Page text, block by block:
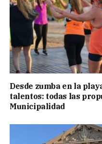
Desde zumba en la
talentos: todas las
Municipalidad